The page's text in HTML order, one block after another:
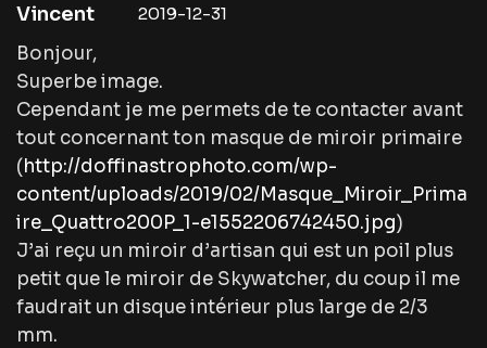
Vincent 2019-12-31
Bonjour,
Superbe image.
Cependant je me permets de te contacter avant
tout concernant ton masque de miroir primaire
(http://doffinastrophoto.com/wp-
content/uploads/2019/02/Masque_Miroir_Prima
ire_Quattro200P_1-e1552206742450.jpg)
J’ai reçu un miroir d’artisan qui est un poil plus
petit que le miroir de Skywatcher, du coup il me
faudrait un disque intérieur plus large de 2/3
mm.